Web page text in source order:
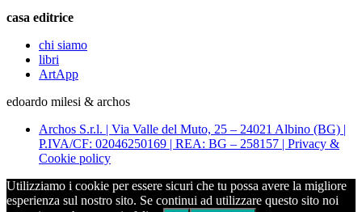
casa editrice
chi siamo
libri
ArtApp
edoardo milesi & archos
Archos S.r.l. | Via Valle del Muto, 25 – 24021 Albino (BG) |
P.IVA/CF: 02046250169 | REA: BG – 258157 | Privacy &
Cookie policy
Utilizziamo i cookie per essere sicuri che tu possa avere la migliore
esperienza sul nostro sito. Se continui ad utilizzare questo sito noi